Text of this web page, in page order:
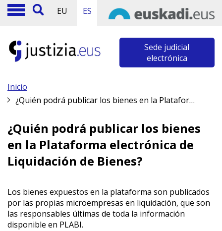
EU ES
Sede judicial
electrónica
Inicio
¿Quién podrá publicar los bienes en la Plataforma electrónica de Liquidación de Bienes?
¿Quién podrá publicar los bienes
en la Plataforma electrónica de
Liquidación de Bienes?
Los bienes expuestos en la plataforma son publicados
por las propias microempresas en liquidación, que son
las responsables últimas de toda la información
disponible en PLABI.